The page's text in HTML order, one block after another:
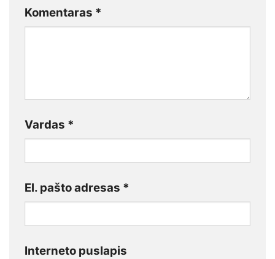
Komentaras *
Vardas *
El. pašto adresas *
Interneto puslapis